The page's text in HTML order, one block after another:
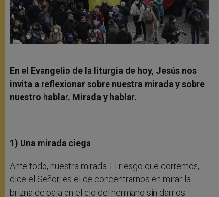
En el Evangelio de la liturgia de hoy, Jesús nos
invita a reflexionar sobre nuestra mirada y sobre
nuestro hablar. Mirada y hablar.
1) Una mirada ciega
Ante todo, nuestra mirada. El riesgo que corremos,
dice el Señor, es el de concentrarnos en mirar la
brizna de paja en el ojo del hermano sin darnos